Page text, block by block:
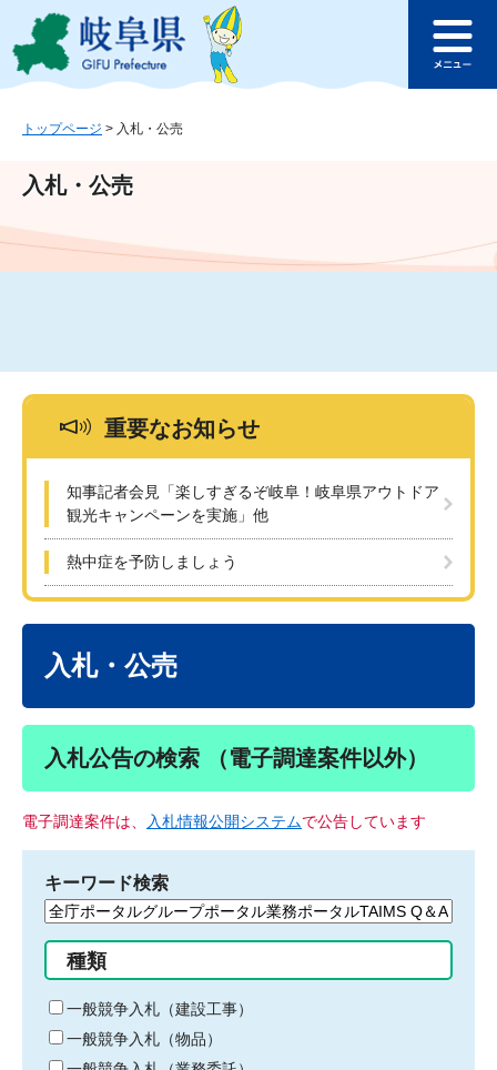
ジ
ュ
文
このページの本文へ
ュ
トップページ > 入札・公売
入札・公売
重要なお知らせ
知事記者会見「楽しすぎるぞ岐阜！岐阜県アウトドア
観光キャンペーンを実施」他
熱中症を予防しましょう
入札・公売
入札公告の検索 （電子調達案件以外）
電子調達案件は、 入札情報公開システムで公告しています
キーワード検索
検
る
キ
ー
ワ
種類
一般競争入札（建設工事）
一般競争入札（物品）